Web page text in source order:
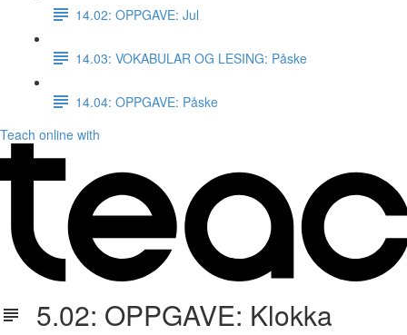
14.02: OPPGAVE: Jul
14.03: VOKABULAR OG LESING: Påske
14.04: OPPGAVE: Påske
Teach online with
5.02: OPPGAVE: Klokka